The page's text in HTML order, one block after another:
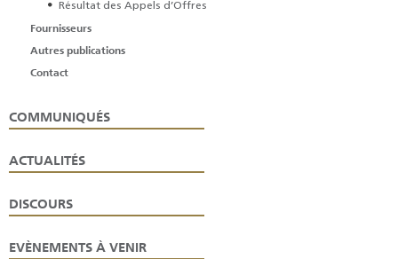
Résultat des Appels d’Offres
Fournisseurs
Autres publications
Contact
COMMUNIQUÉS
ACTUALITÉS
DISCOURS
EVÈNEMENTS À VENIR